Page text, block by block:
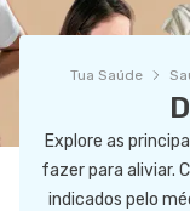
SAÚDE A-Z
GRAVIDEZ
Tua Saúde
Explore as
fazer para aliviar.
indicados pelo